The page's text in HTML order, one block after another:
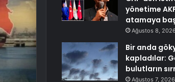
yönetime
atamaya
Ağustos 8, 2026
Bir anda
kapladılar:
bulutların
Ağustos 7, 2026